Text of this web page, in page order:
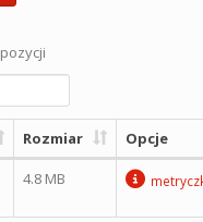
pozycji
Rozmiar Opcje
4.8 MB